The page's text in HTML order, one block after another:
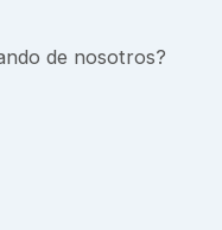
de nosotros?